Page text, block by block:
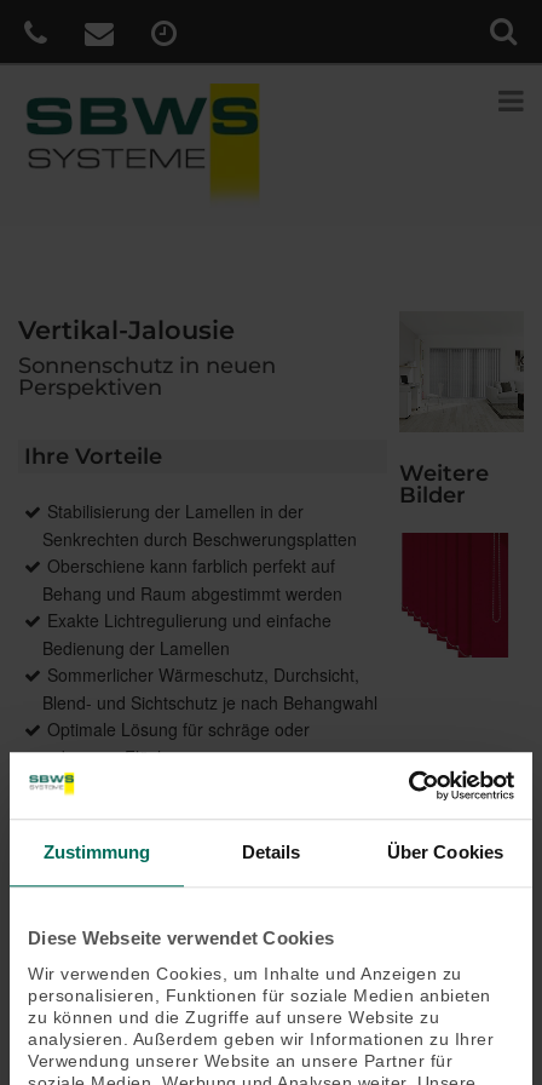
Zustimmung Details Über Cookies
Diese Webseite verwendet Cookies
Wir verwenden Cookies, um Inhalte und Anzeigen zu
personalisieren, Funktionen für soziale Medien anbieten
zu können und die Zugriffe auf unsere Website zu
analysieren. Außerdem geben wir Informationen zu Ihrer
Verwendung unserer Website an unsere Partner für
Vertikal-Jalousie
Sonnenschutz in neuen
Perspektiven
Ihre Vorteile
Stabilisierung der Lamellen in der
Senkrechten durch Beschwerungsplatten
Oberschiene kann farblich perfekt auf
Behang und Raum abgestimmt werden
Exakte Lichtregulierung und einfache
Bedienung der Lamellen
Sommerlicher Wärmeschutz, Durchsicht,
Blend- und Sichtschutz je nach Behangwahl
Optimale Lösung für schräge oder
gebogene Flächen
Ausführungen als gerade Anlagen, schräge
max. Breite: 7.000 mm
max. Höhe*: 5.000 mm
max. Fläche: 30 m²
Weitere
Bilder